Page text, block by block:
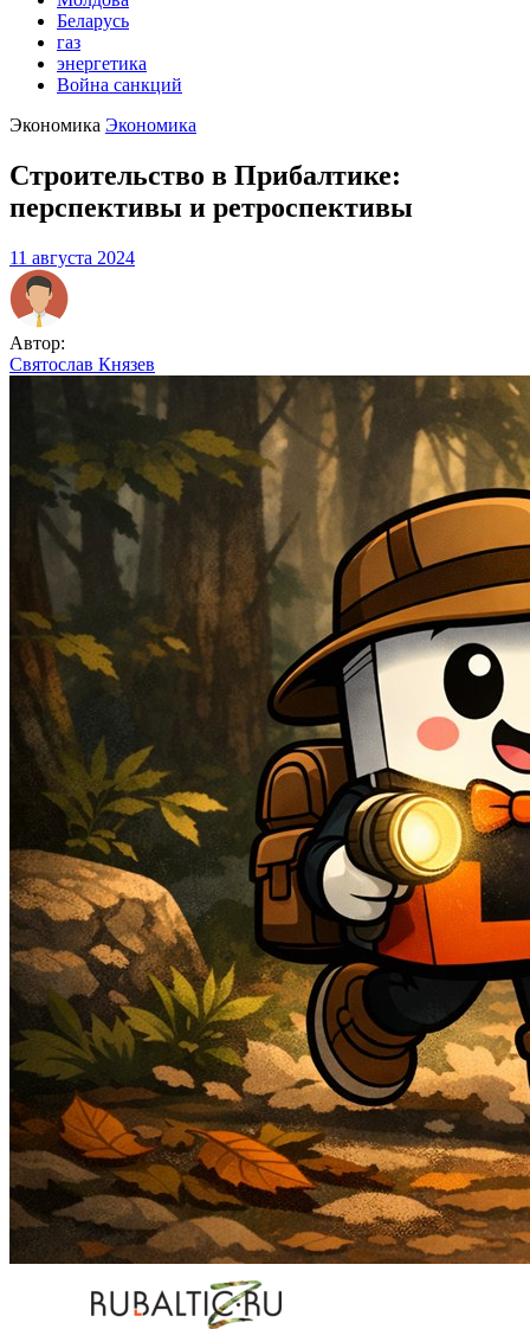
Беларусь
газ
энергетика
Война санкций
Экономика Экономика
Строительство в Прибалтике:
перспективы и ретроспективы
11 августа 2024
Автор:
Святослав Князев